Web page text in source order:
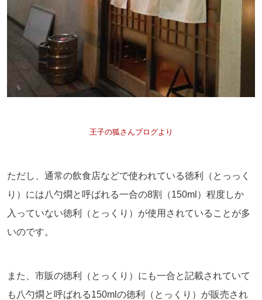
王子の狐さんブログより
ただし、通常の飲食店などで使われている徳利（とっっく
り）には八勺燗と呼ばれる一合の8割（150ml）程度しか
入っていない徳利（とっくり）が使用されていることが多
いのです。
また、市販の徳利（とっくり）にも一合と記載されていて
も八勺燗と呼ばれる150mlの徳利（とっくり）が販売され